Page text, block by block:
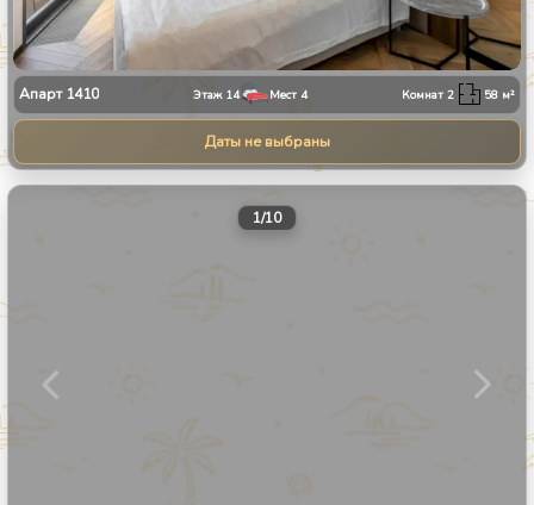
Апарт 1410 Этаж 14 Мест 4 Комнат2 58 м²
Даты не выбраны
1/10